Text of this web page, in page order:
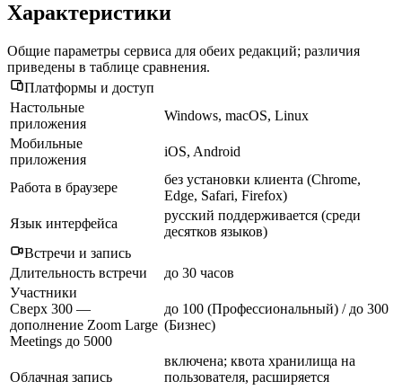
Характеристики
Общие параметры сервиса для обеих редакций; различия
приведены в таблице сравнения.
Платформы и доступ
Настольные
приложения
Windows, macOS, Linux
Мобильные
приложения
iOS, Android
Работа в браузере
без установки клиента (Chrome,
Edge, Safari, Firefox)
Язык интерфейса
русский поддерживается (среди
десятков языков)
Встречи и запись
Длительность встречи
до 30 часов
Участники
Сверх 300 —
дополнение Zoom Large
Meetings до 5000
до 100 (Профессиональный) / до 300
(Бизнес)
Облачная запись
включена; квота хранилища на
пользователя, расширяется